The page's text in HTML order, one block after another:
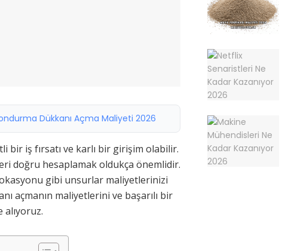
Dükkanı Açma Maliyeti 2026
bir iş fırsatı ve karlı bir girişim olabilir.
doğru hesaplamak oldukça önemlidir.
gibi unsurlar maliyetlerinizi
açmanın maliyetlerini ve başarılı bir